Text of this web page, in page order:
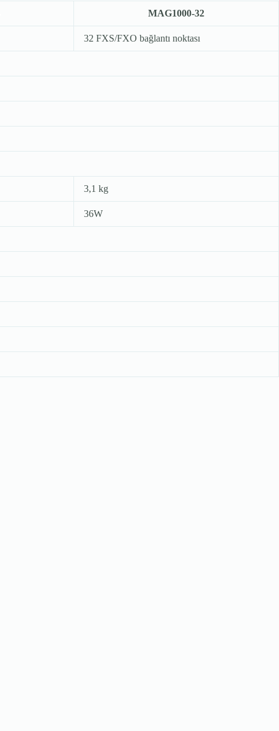
MAG1000-32
32 FXS/FXO bağlantı noktası
3,1 kg
36W